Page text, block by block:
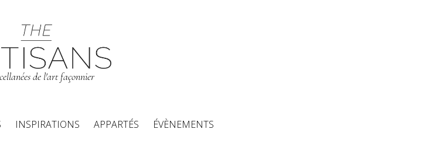
de l'art façonnier
Aller au contenu principal
INSPIRATIONS APPARTÉS ÉVÈNEMENTS